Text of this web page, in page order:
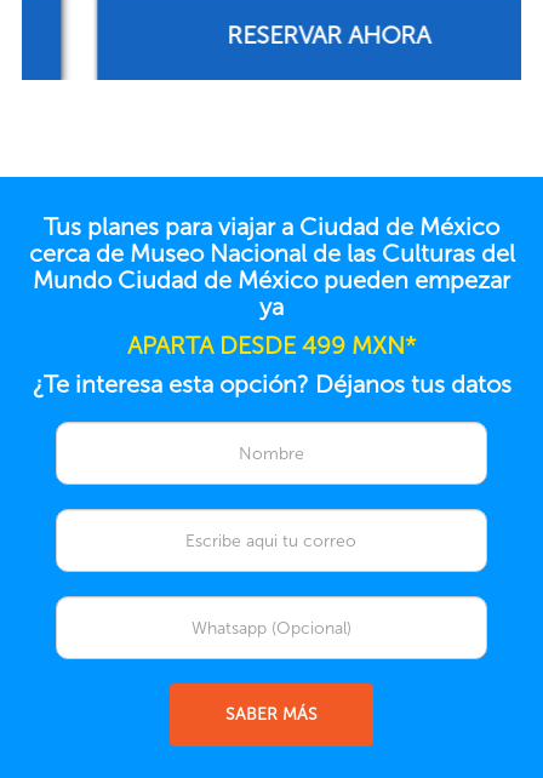
RESERVAR AHORA
Tus planes para viajar a Ciudad de México
cerca de Museo Nacional de las Culturas del
Mundo Ciudad de México pueden empezar
ya
APARTA DESDE 499 MXN*
¿Te interesa esta opción? Déjanos tus datos
SABER MÁS